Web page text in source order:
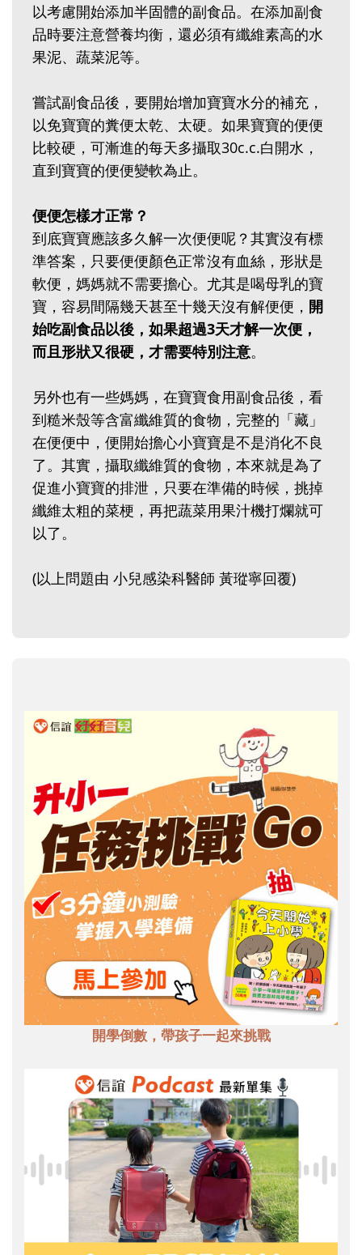
以考慮開始添加半固體的副食品。在添加副食
品時要注意營養均衡，還必須有纖維素高的水
果泥、蔬菜泥等。
嘗試副食品後，要開始增加寶寶水分的補充，
以免寶寶的糞便太乾、太硬。如果寶寶的便便
比較硬，可漸進的每天多攝取30c.c.白開水，
直到寶寶的便便變軟為止。
便便怎樣才正常？
到底寶寶應該多久解一次便便呢？其實沒有標
準答案，只要便便顏色正常沒有血絲，形狀是
軟便，媽媽就不需要擔心。尤其是喝母乳的寶
寶，容易間隔幾天甚至十幾天沒有解便便， 開
始吃副食品以後，如果超過3天才解一次便，
而且形狀又很硬，才需要特別注意。
另外也有一些媽媽，在寶寶食用副食品後，看
到糙米殼等含富纖維質的食物，完整的「藏」
在便便中，便開始擔心小寶寶是不是消化不良
了。其實，攝取纖維質的食物，本來就是為了
促進小寶寶的排泄，只要在準備的時候，挑掉
纖維太粗的菜梗，再把蔬菜用果汁機打爛就可
以了。
(以上問題由 小兒感染科醫師 黃瑽寧回覆)
開學倒數，帶孩子一起來挑戰